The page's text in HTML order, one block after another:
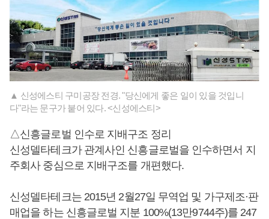
▲ 신성에스티 구미공장 전경. "당신에게 좋은 일이 있을 것입니
다"라는 문구가 붙어 있다. <신성에스티>
△신흥글로벌 인수로 지배구조 정리
신성델타테크가 관계사인 신흥글로벌을 인수하면서 지
주회사 중심으로 지배구조를 개편했다.
신성델타테크는 2015년 2월27일 무역업 및 가구제조·판
매업을 하는 신흥글로벌 지분 100%(13만9744주)를 247